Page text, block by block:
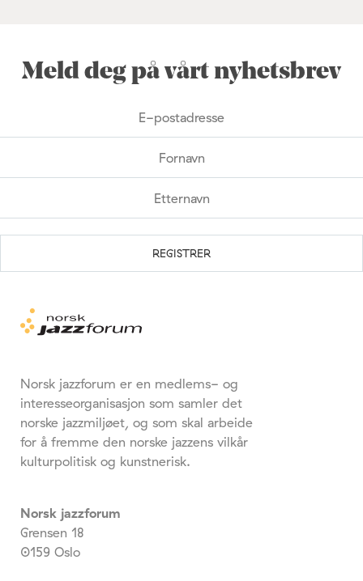
Meld deg på vårt nyhetsbrev
Norsk jazzforum er en medlems- og
interesseorganisasjon som samler det
norske jazzmiljøet, og som skal arbeide
for å fremme den norske jazzens vilkår
kulturpolitisk og kunstnerisk.
Norsk jazzforum
Grensen 18
0159 Oslo